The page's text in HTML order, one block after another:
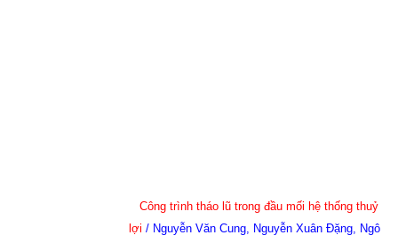
Công trình tháo lũ trong đầu mối hệ thống thuỷ
lợi / Nguyễn Văn Cung, Nguyễn Xuân Đặng, Ngô